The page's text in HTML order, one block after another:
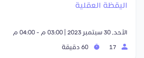
اليقظة العقلية
الأحد, 30 سبتمبر 2023 | 03:00 م - 04:00 م